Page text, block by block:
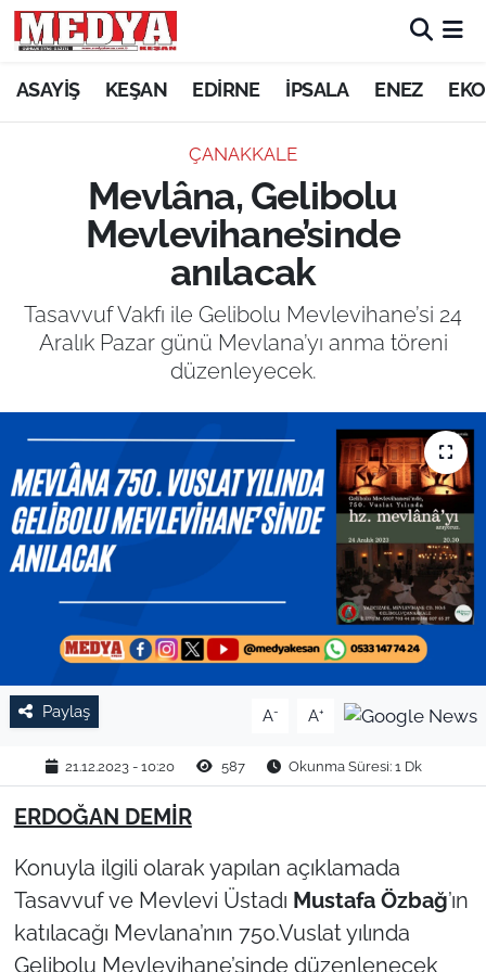
ASAYİŞ KEŞAN EDİRNE İPSALA ENEZ
ÇANAKKALE
Mevlâna, Gelibolu
Mevlevihane’sinde
anılacak
Tasavvuf Vakfı ile Gelibolu Mevlevihane’si 24
Aralık Pazar günü Mevlana’yı anma töreni
düzenleyecek.
Paylaş A- A+
21.12.2023 - 10:20 587 Okunma Süresi: 1 Dk
ERDOĞAN DEMİR
Konuyla ilgili olarak yapılan açıklamada
Tasavvuf ve Mevlevi Üstadı Mustafa Özbağ’ın
katılacağı Mevlana’nın 750.Vuslat yılında
Gelibolu Mevlevihane’sinde düzenlenecek
KEŞAN
ASAYİŞ
SİYASET
GÜNDEM
SAĞLIK
EĞİTİM
TARIM VE HAYVANCILIK
RESMİ İLAN
SPOR
EDİRNE
TEKİRDAĞ
KIRKLARELİ
ÇANAKKALE